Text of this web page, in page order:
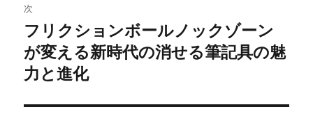
ー
シ
ョ
ン
次
次
の
投
フリクションボールノックゾーン
が変える新時代の消せる筆記具の魅
力と進化